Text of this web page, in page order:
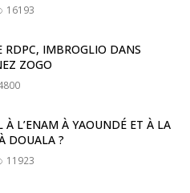
16193
RDPC, IMBROGLIO DANS
ZOGO
À L’ENAM À YAOUNDÉ ET À LA
DOUALA ?
11923